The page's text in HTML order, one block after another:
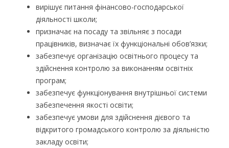
вирішує питання фінансово-господарської
діяльності школи;
призначає на посаду та звільняє з посади
працівників, визначає їх функціональні обов’язки;
забезпечує організацію освітнього процесу та
здійснення контролю за виконанням освітніх
програм;
забезпечує функціонування внутрішньої системи
забезпечення якості освіти;
забезпечує умови для здійснення дієвого та
відкритого громадського контролю за діяльністю
закладу освіти;